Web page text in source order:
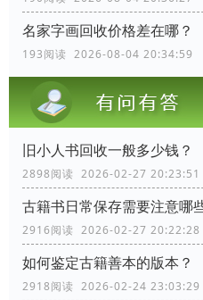
名家字画回收价格差在哪？
193阅读 2026-08-04 20:34:59
旧小人书回收一般多少钱？
2898阅读 2026-02-27 20:23:51
古籍书日常保存需要注意哪
2916阅读 2026-02-27 20:22:28
如何鉴定古籍善本的版本？
2918阅读 2026-02-24 23:03:29